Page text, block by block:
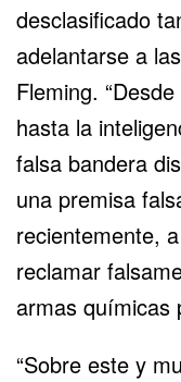
desclasificado
adelantarse a
Fleming.
hasta la
falsa bandera
una premisa
recientemente,
reclamar
armas químicas
“Sobre este y